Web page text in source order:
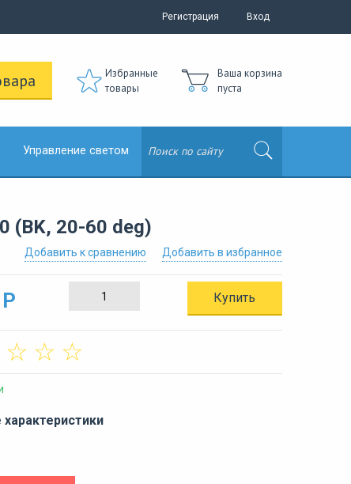
Регистрация Вход
Избранные
товары
Ваша корзина
пуста
Управление светом
(BK, 20-60 deg)
Добавить в избранное
Добавить к сравнению
Купить
☆
☆
☆
характеристики